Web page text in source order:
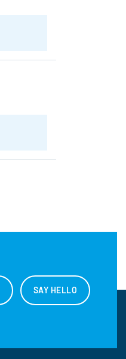
SAY HELLO